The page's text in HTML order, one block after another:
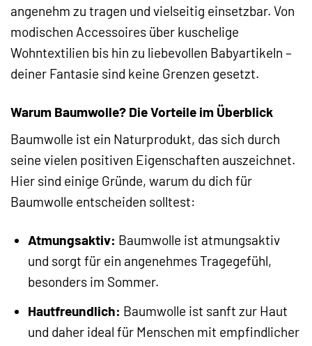
angenehm zu tragen und vielseitig einsetzbar. Von
modischen Accessoires über kuschelige
Wohntextilien bis hin zu liebevollen Babyartikeln –
deiner Fantasie sind keine Grenzen gesetzt.
Warum Baumwolle? Die Vorteile im Überblick
Baumwolle ist ein Naturprodukt, das sich durch
seine vielen positiven Eigenschaften auszeichnet.
Hier sind einige Gründe, warum du dich für
Baumwolle entscheiden solltest:
Atmungsaktiv: Baumwolle ist atmungsaktiv
und sorgt für ein angenehmes Tragegefühl,
besonders im Sommer.
Hautfreundlich: Baumwolle ist sanft zur Haut
und daher ideal für Menschen mit empfindlicher